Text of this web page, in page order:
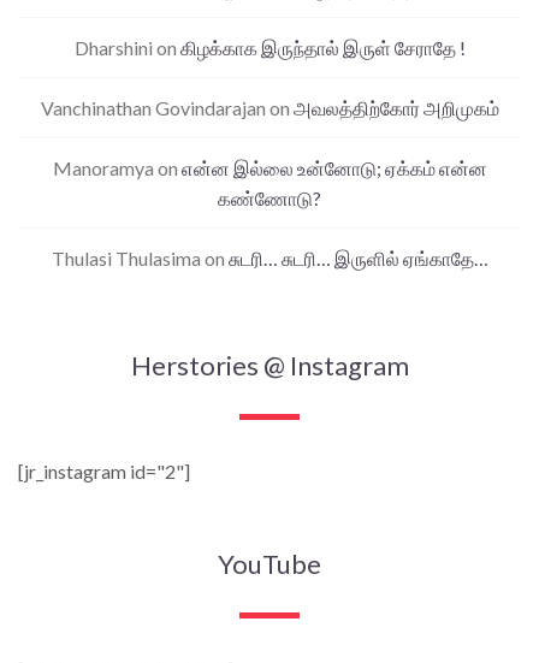
Dharshini on கிழக்காக இருந்தால் இருள் சேராதே !
Vanchinathan Govindarajan on அவலத்திற்கோர் அறிமுகம்
Manoramya on என்ன இல்லை உன்னோடு; ஏக்கம் என்ன
கண்ணோடு?
Thulasi Thulasima on சுடரி… சுடரி… இருளில் ஏங்காதே…
Herstories @ Instagram
[jr_instagram id="2"]
YouTube